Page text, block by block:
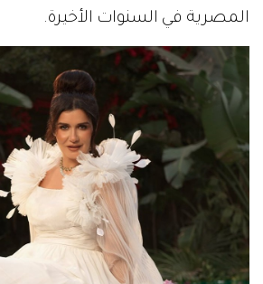
المصرية في السنوات الأخيرة.